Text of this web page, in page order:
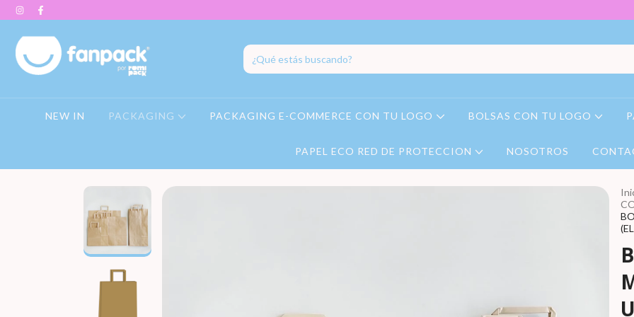
NEW IN PACKAGING PACKAGING E-COMMERCE CON TU LOGO BOLSAS CON TU LOGO
PAPEL ECO RED DE PROTECCION NOSOTROS